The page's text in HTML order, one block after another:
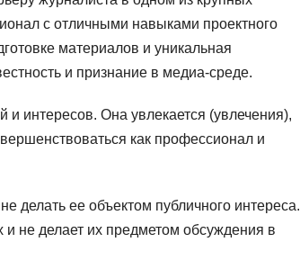
с отличными навыками проектного
материалов и уникальная
и признание в медиа-среде.
интересов. Она увлекается (увлечения),
как профессионал и
делать ее объектом публичного интереса.
не делает их предметом обсуждения в